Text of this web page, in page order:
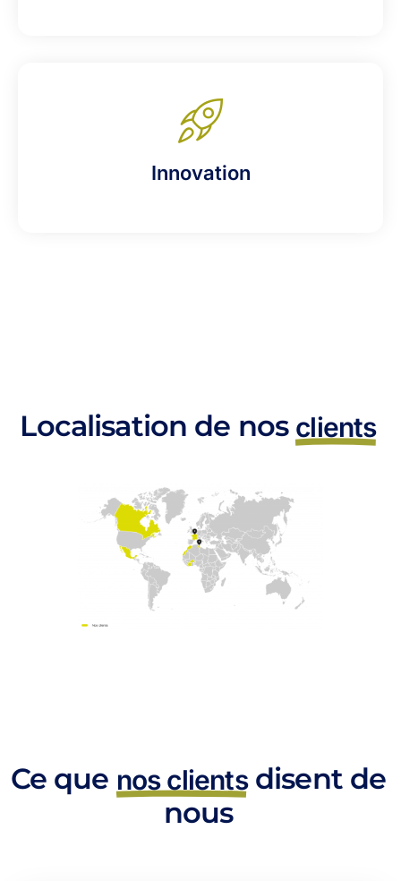
Innovation
Localisation de nos clients
Ce que nos clientsdisent de
nous